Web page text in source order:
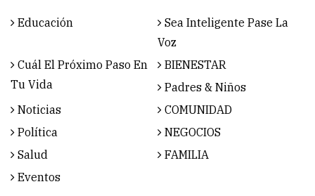
Educación
Sea Inteligente Pase La
Voz
Cuál El Próximo Paso En
Tu Vida
BIENESTAR
Padres & Niños
Noticias
COMUNIDAD
Política
NEGOCIOS
Salud
FAMILIA
Eventos